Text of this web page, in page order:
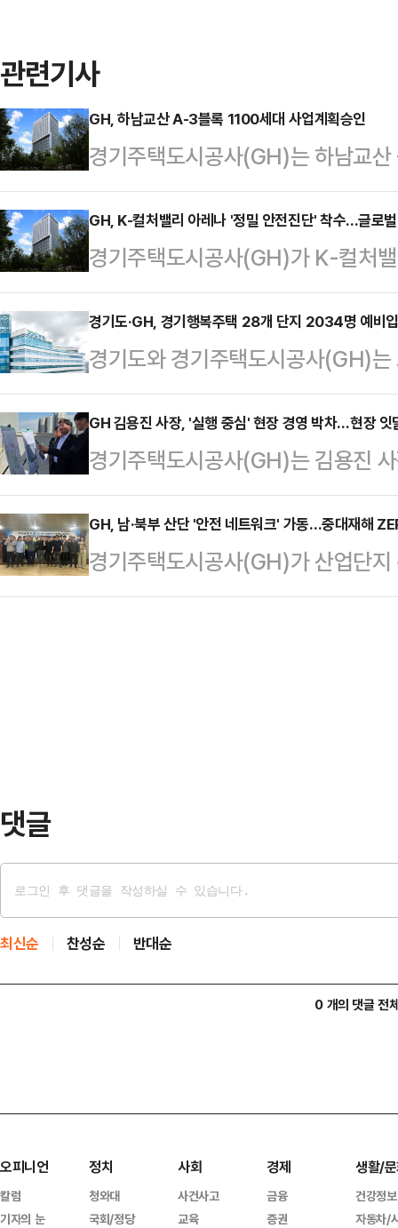
관련기사
GH, 하남교산 A-3블록 1100세대 사업계획승인
경기주택도시공사(GH)는 하남교
택 건립 사업에 대한 사업계획승인
공임대주택은 경기도 하남시 천
층 규모의 아파트 7개 동, 총 1100
로 다양하게 구성돼 1인 가구부터
족시킬 전망이다.이번 사업은 지난
사업'에 선정돼, 전체 세대 중 100
지에는 어르신들의…
GH, K-컬처밸리 아레나 '정밀 안전진단' 착수...글로
경기주택도시공사(GH)가 K-컬처
글로벌 수준의 안전성 확보를 위해
격 착수한다GH는 지난달 공고된
단 현장 아레나 구조물 등 안전점검
사를 마치고, 정우구조엔지니어링
체결을 완료했다고 27일 밝혔다.
자인 라이브네이션(Live Nation)과
안전성 확보…
경기도·GH, 경기행복주택 28개 단지 2034명 예비
경기도와 경기주택도시공사(GH)
복주택 입주를 희망하는 청년, 신혼
주자를 모집한다고 27일 밝혔다.이
광주, 성남, 용인 등 도내 17개 시
2034명 규모로 진행되며, 청년·신
청년 등 다양한 계층이 신청할 수
부 등 젊은 계층과 고령자·주거급
위해 …
GH 김용진 사장, '실행 중심' 현장 경영 박차…현장 잇
경기주택도시공사(GH)는 김용진
진행현황과 안전관리 실태를 직접
영 행보를 이어가고 있다고 26일
후 실시한 부서별 현장 업무보고에
Bridge 2030 행동계획'의 후속 조
GH, 남·북부 산단 '안전 네트워크' 가동…중대재해
경기주택도시공사(GH)가 산업단
북부 산업단지 안전협력 네트워크'
댓글
최신순 찬성순 반대순
0 개의 댓글 전
오피니언
칼럼
기자의 눈
정치
청와대
국회/정당
사회
사건사고
교육
경제
금융
증권
생활/
건강정보
자동차/